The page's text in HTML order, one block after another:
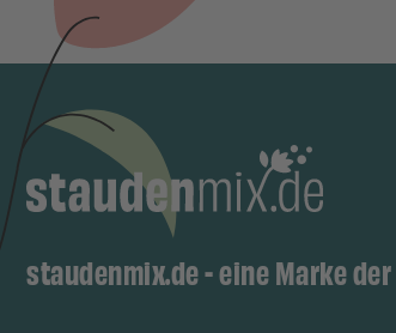
staudenmix.de - eine Marke